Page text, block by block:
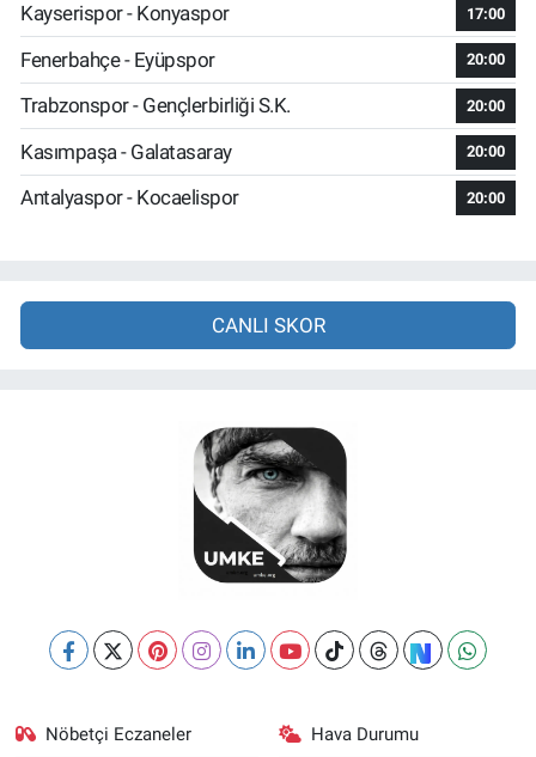
Kayserispor - Konyaspor
17:00
Fenerbahçe - Eyüpspor 20:00
Trabzonspor - Gençlerbirliği S.K. 20:00
Kasımpaşa - Galatasaray 20:00
Antalyaspor - Kocaelispor 20:00
CANLI SKOR
Nöbetçi Eczaneler Hava Durumu